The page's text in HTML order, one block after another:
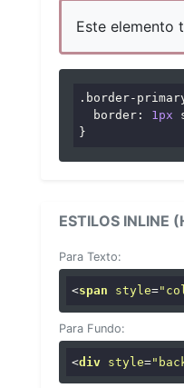
Este elemento
.border-
border : 1px
}
ESTILOS INLINE
Para Texto:
<span style=
Para Fundo:
<div style=